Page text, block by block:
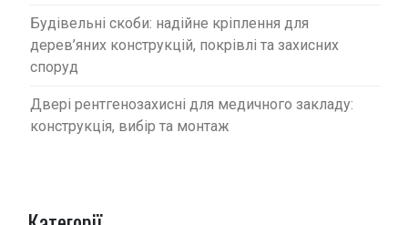
Будівельні скоби: надійне кріплення для
дерев’яних конструкцій, покрівлі та захисних
споруд
Двері рентгенозахисні для медичного закладу:
конструкція, вибір та монтаж